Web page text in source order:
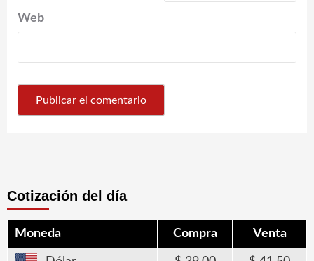
Web
Cotización del día
Moneda Compra Venta